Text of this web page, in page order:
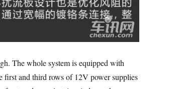
The whole system is equipped with
first and third rows of 12V power supplies